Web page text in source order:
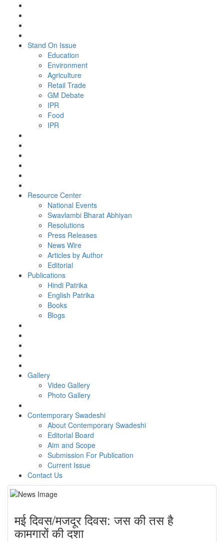
Stand On Issue
Education
Environment
Agriculture
Retail Trade
GM Debate
IPR
Food
IPR
Resource Center
National Events
Swavlambi Bharat Abhiyan
Resolutions
Press Releases
News Wire
Articles by Author
Editorial
Publications
Hindi Patrika
English Patrika
Books
Blogs
Gallery
Video Gallery
Photo Gallery
Contemporary Swadeshi
About Contemporary Swadeshi
Editorial Board
Aim and Scope
Submission For Publication
Current Issue
Contact Us
मई दिवस/मजदूर दिवस: जस की तस है
कामगारों की दशा